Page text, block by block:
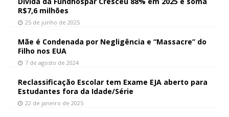
R$7,6 milhões
25 de junho de 2025
Mãe é Condenada por Negligência e “Massacre” do
Filho nos EUA
7 de agosto de 2024
Reclassificação Escolar tem Exame EJA aberto para
Estudantes fora da Idade/Série
22 de janeiro de 2025